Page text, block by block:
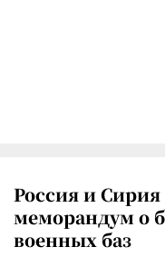
Россия и
меморандум о
военных баз